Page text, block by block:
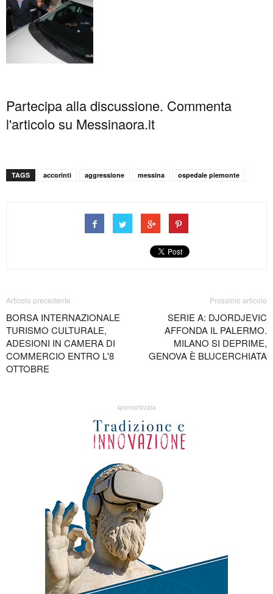
Partecipa alla discussione. Commenta
l'articolo su Messinaora.it
TAGS accorinti aggressione messina ospedale piemonte
Articolo precedente
BORSA INTERNAZIONALE
TURISMO CULTURALE,
ADESIONI IN CAMERA DI
COMMERCIO ENTRO L'8
OTTOBRE
Prossimo articolo
SERIE A: DJORDJEVIC
AFFONDA IL PALERMO.
MILANO SI DEPRIME,
GENOVA È BLUCERCHIATA
sponsorizzata